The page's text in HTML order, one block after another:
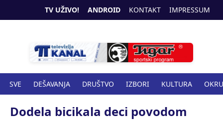
TV UŽIVO! ANDROID KONTAKT IMPRESSUM
SVE DEŠAVANJA DRUŠTVO IZBORI KULTURA
SPORT ZANIMLJIVOSTI ZDRAVSTVO
Dodela bicikala deci povodom